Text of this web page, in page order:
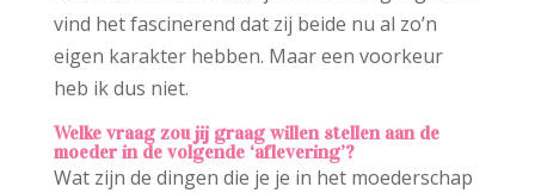
vind het fascinerend dat zij beide nu al zo’n
eigen karakter hebben. Maar een voorkeur
heb ik dus niet.
Welke vraag zou jij graag willen stellen aan de
moeder in de volgende ‘aflevering’?
Wat zijn de dingen die je je in het moederschap